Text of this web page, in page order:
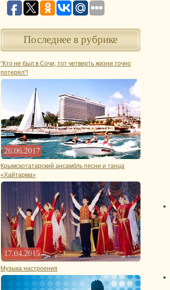
Последнее в рубрике
“Кто не был в Сочи, тот четверть жизни точно
потерял”!
26.06.2017
Крымскотатарский ансамбль песни и танца
«Хайтарма»
17.04.2015
Музыка настроения